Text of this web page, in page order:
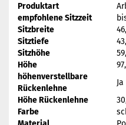
Produktart
empfohlene Sitzzeit
Sitzbreite
Sitztiefe
Sitzhöhe
Höhe
höhenverstellbare
Rückenlehne
Ja
Höhe Rückenlehne
Farbe